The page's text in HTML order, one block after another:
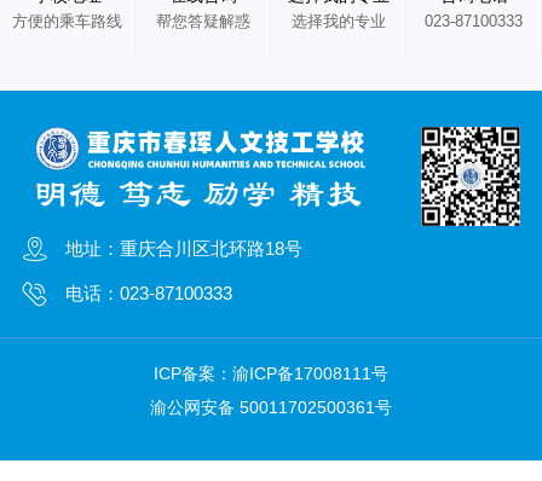
方便的乘车路线 帮您答疑解惑 选择我的专业 023-87100333
地址：重庆合川区北环路18号
电话：023-87100333
ICP备案： 渝ICP备17008111号
渝公网安备 50011702500361号